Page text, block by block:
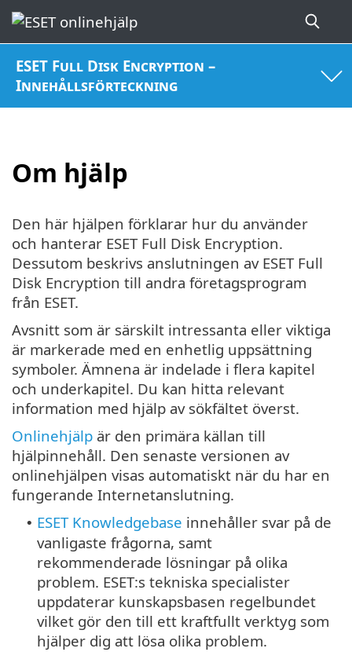
ESET Full Disk Encryption –
Innehållsförteckning
Om hjälp
Den här hjälpen förklarar hur du använder
och hanterar ESET Full Disk Encryption.
Dessutom beskrivs anslutningen av ESET Full
Disk Encryption till andra företagsprogram
från ESET.
Avsnitt som är särskilt intressanta eller viktiga
är markerade med en enhetlig uppsättning
symboler. Ämnena är indelade i flera kapitel
och underkapitel. Du kan hitta relevant
information med hjälp av sökfältet överst.
Onlinehjälp är den primära källan till
hjälpinnehåll. Den senaste versionen av
onlinehjälpen visas automatiskt när du har en
fungerande Internetanslutning.
• ESET Knowledgebase innehåller svar på de
vanligaste frågorna, samt
rekommenderade lösningar på olika
problem. ESET:s tekniska specialister
uppdaterar kunskapsbasen regelbundet
vilket gör den till ett kraftfullt verktyg som
hjälper dig att lösa olika problem.